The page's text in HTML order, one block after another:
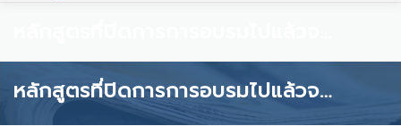
วิธีใช้งาน ปฏิทินหลักสูตร
หลักสูตรที่ปิดการการอบรมไปแล้วจะสามารถเข้าศึกษาเนื้อหาได้หรือไม่